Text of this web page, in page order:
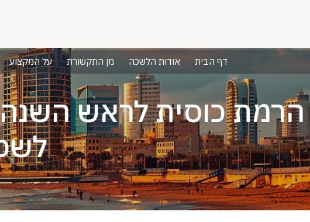
דף הבית אודות הלשכה מן התקשורת על המקצוע
הרמת כוסית לראש השנה